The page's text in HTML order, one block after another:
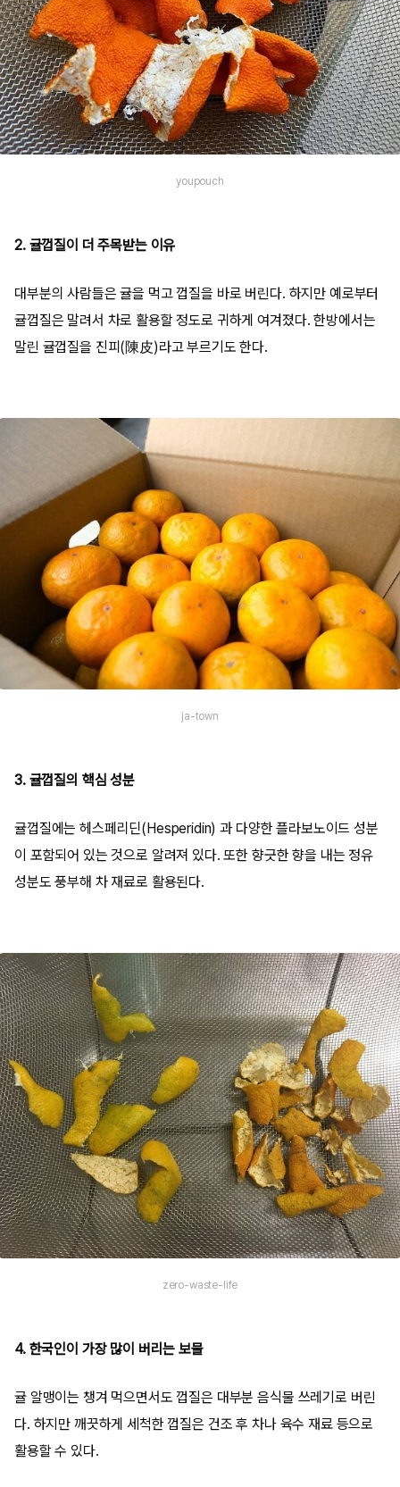
youpouch
2. 귤껍질이 더 주목받는 이유
대부분의 사람들은 귤을 먹고 껍질을 바로 버린다. 하지만 예로부터
귤껍질은 말려서 차로 활용할 정도로 귀하게 여겨졌다. 한방에서는
말린 귤껍질을 진피(陳皮)라고 부르기도 한다.
ja-town
3. 귤껍질의 핵심 성분
귤껍질에는 헤스페리딘(Hesperidin) 과 다양한 플라보노이드 성분
이 포함되어 있는 것으로 알려져 있다. 또한 향긋한 향을 내는 정유
성분도 풍부해 차 재료로 활용된다.
zero-waste-life
4. 한국인이 가장 많이 버리는 보물
귤 알맹이는 챙겨 먹으면서도 껍질은 대부분 음식물 쓰레기로 버린
다. 하지만 깨끗하게 세척한 껍질은 건조 후 차나 육수 재료 등으로
활용할 수 있다.